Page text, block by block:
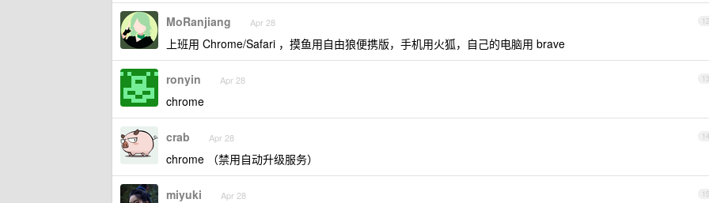
12
MoRanjiang Apr 28
上班用 Chrome/Safari ，摸鱼用自由狼便携版，手机用火狐，自己的电脑用 brave
13
ronyin Apr 28
chrome
14
crab Apr 28
chrome （禁用自动升级服务）
15
miyuki Apr 28